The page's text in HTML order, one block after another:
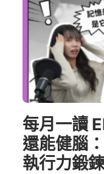
每月一讀
還能健腦
執行力鍛